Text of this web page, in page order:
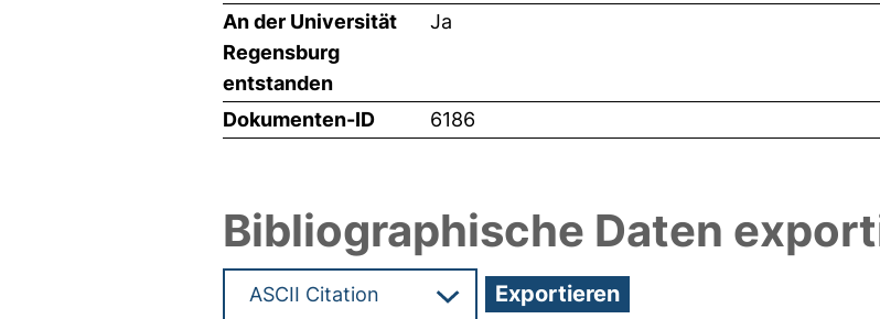
An der Universität
Regensburg
entstanden
Ja
Dokumenten-ID 6186
Bibliographische Daten